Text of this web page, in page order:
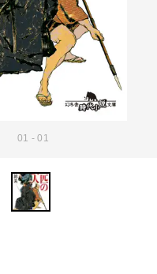
01 - 01